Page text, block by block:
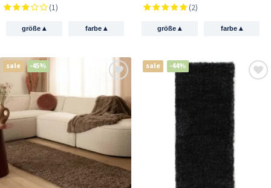
(1)
größe▴ farbe ▴
(2)
größe▴ farbe ▴
sale -45% sale -44%